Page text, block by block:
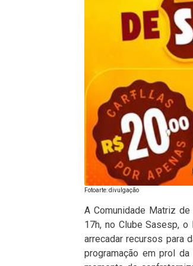
Fotoarte: divulgação
A Comunidade Matriz
17h, no Clube Sasesp,
arrecadar recursos para
programação em prol